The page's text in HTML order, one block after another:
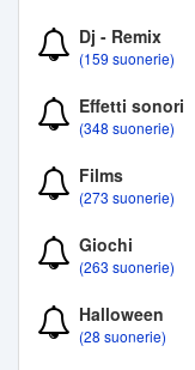
Dj - Remix
(159 suonerie)
Effetti sonori
(348 suonerie)
Films
(273 suonerie)
Giochi
(263 suonerie)
Halloween
(28 suonerie)